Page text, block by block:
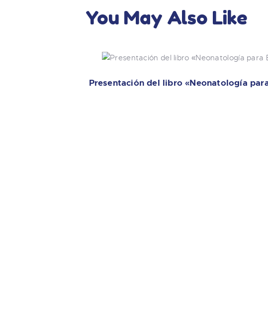
You May Also Like
Presentación del libro «Neonatología